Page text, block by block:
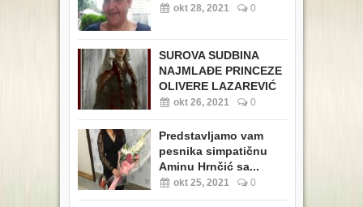
okt 28, 2021 0
SUROVA SUDBINA
NAJMLAĐE PRINCEZE
OLIVERE LAZAREVIĆ
okt 26, 2021 0
Predstavljamo vam
pesnika simpatičnu
Aminu Hrnčić sa...
okt 25, 2021 0